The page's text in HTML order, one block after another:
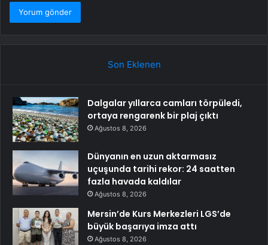
Son Eklenen
Dalgalar yıllarca camları törpüledi,
ortaya rengarenk bir plaj çıktı
Ağustos 8, 2026
Dünyanın en uzun aktarmasız
uçuşunda tarihi rekor: 24 saatten
fazla havada kaldılar
Ağustos 8, 2026
Mersin’de Kurs Merkezleri LGS’de
büyük başarıya imza attı
Ağustos 8, 2026